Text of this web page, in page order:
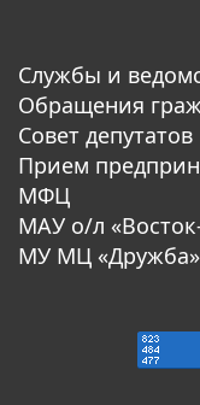
Службы и
Обращения
Совет депутатов
Прием
МФЦ
МАУ о/л
МУ МЦ «Дружба»